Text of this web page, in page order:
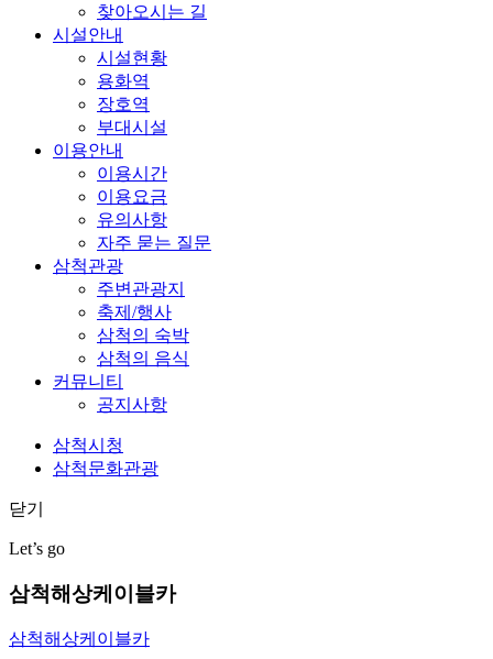
찾아오시는 길
시설안내
시설현황
용화역
장호역
부대시설
이용안내
이용시간
이용요금
유의사항
자주 묻는 질문
삼척관광
주변관광지
축제/행사
삼척의 숙박
삼척의 음식
커뮤니티
공지사항
삼척시청
삼척문화관광
닫기
Let’s go
삼척해상케이블카
삼척해상케이블카